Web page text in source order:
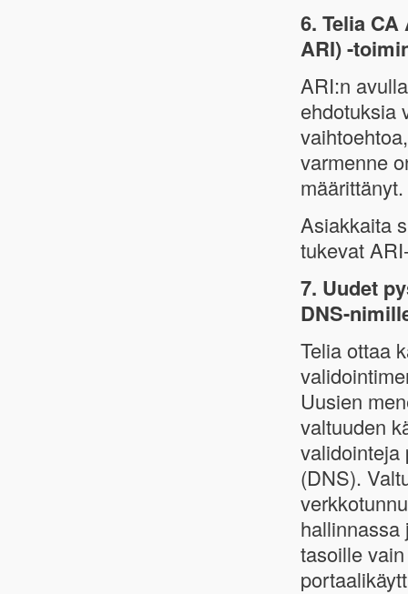
6. Telia
ARI) -
ARI:n
ehdotuksia
varmenne
määrittänyt.
Asiakkaita
tukevat
7. Uudet
DNS-
Telia ottaa
Uusien
valtuuden
validointeja
(DNS).
hallinnassa
tasoille